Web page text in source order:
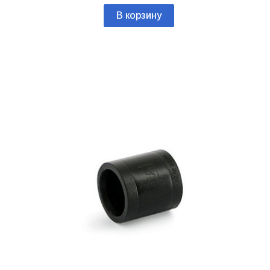
В корзину